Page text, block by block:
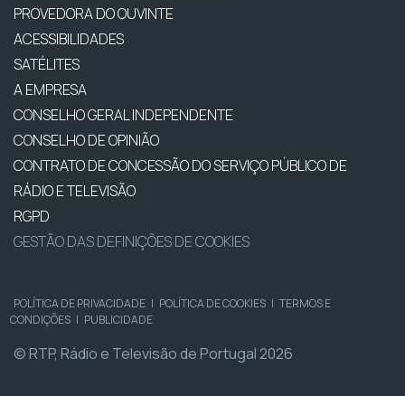
PROVEDORA DO OUVINTE
ACESSIBILIDADES
SATÉLITES
A EMPRESA
CONSELHO GERAL INDEPENDENTE
CONSELHO DE OPINIÃO
CONTRATO DE CONCESSÃO DO SERVIÇO PÚBLICO DE
RÁDIO E TELEVISÃO
RGPD
GESTÃO DAS DEFINIÇÕES DE COOKIES
POLÍTICA DE PRIVACIDADE | POLÍTICA DE COOKIES | TERMOS E
CONDIÇÕES | PUBLICIDADE
© RTP, Rádio e Televisão de Portugal 2026